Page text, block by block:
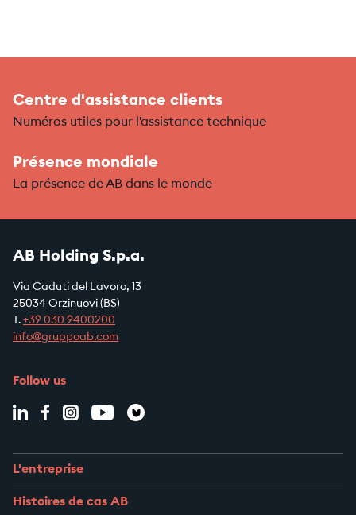
Centre d'assistance clients
Numéros utiles pour l'assistance technique
Présence mondiale
La présence de AB dans le monde
AB Holding S.p.a.
Via Caduti del Lavoro, 13
25034 Orzinuovi (BS)
T. +39 030 9400200
info@gruppoab.com
Follow us
L'entreprise
Histoires de cas AB